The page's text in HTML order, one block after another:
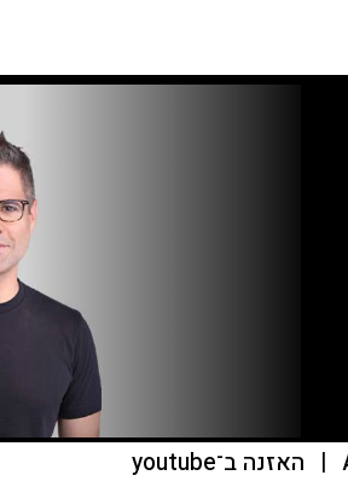
| האזנה ב־youtube